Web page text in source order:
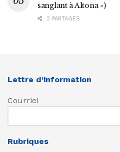
sanglant à Altona »)
2 PARTAGES
Lettre d’information
Courriel
Rubriques